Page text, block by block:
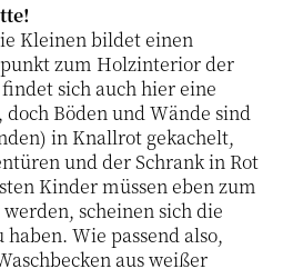
Kleinen bildet einen
zum Holzinterior der
sich auch hier eine
Böden und Wände sind
in Knallrot gekachelt,
und der Schrank in Rot
Kinder müssen eben zum
scheinen sich die
Wie passend also,
aus weißer